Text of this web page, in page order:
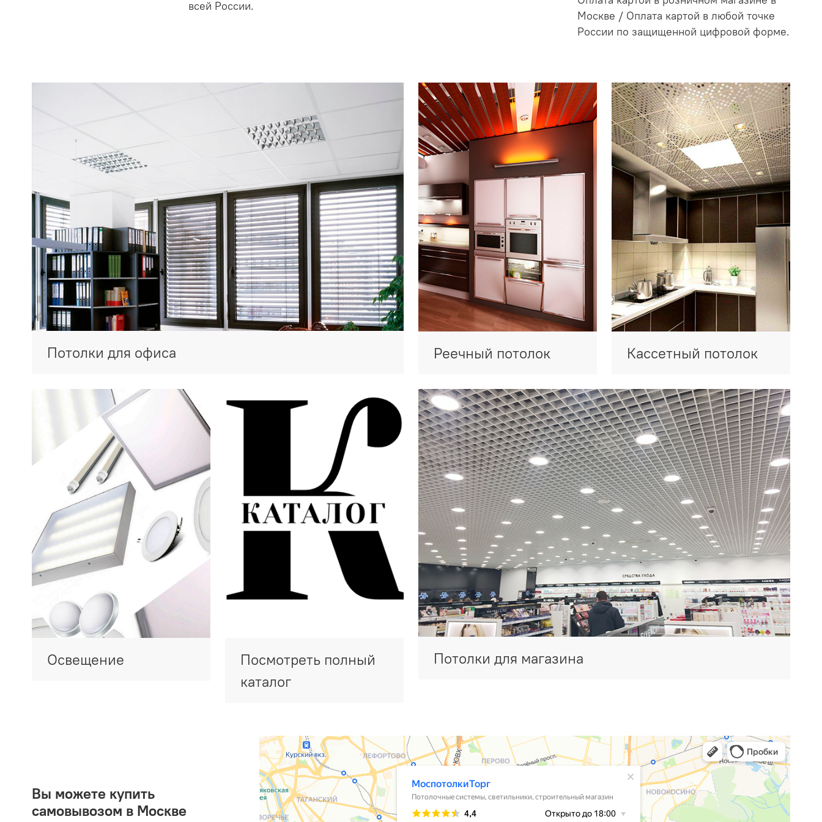
всей России.
Москве / Оплата картой в любой точке
России по защищенной цифровой форме.
Потолки для офиса Реечный потолок Кассетный потолок
Освещение
Посмотреть полный
каталог
Потолки для магазина
Вы можете купить
самовывозом в Москве